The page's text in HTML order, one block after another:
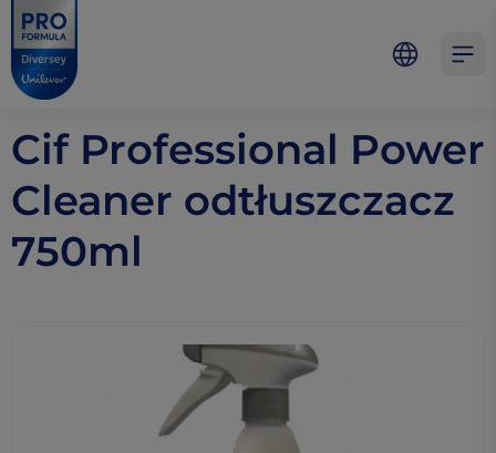
Skip to main content
Skip to navigation
Skip to footer
Pro Formula
Cif Professional Power
Cleaner odtłuszczacz
750ml